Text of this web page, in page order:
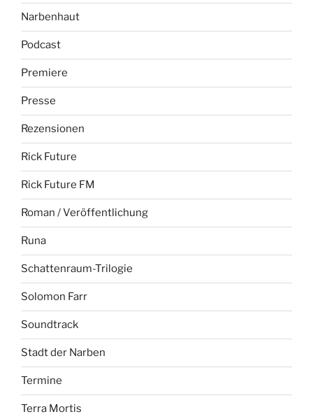
Narbenhaut
Podcast
Premiere
Presse
Rezensionen
Rick Future
Rick Future FM
Roman / Veröffentlichung
Runa
Schattenraum-Trilogie
Solomon Farr
Soundtrack
Stadt der Narben
Termine
Terra Mortis